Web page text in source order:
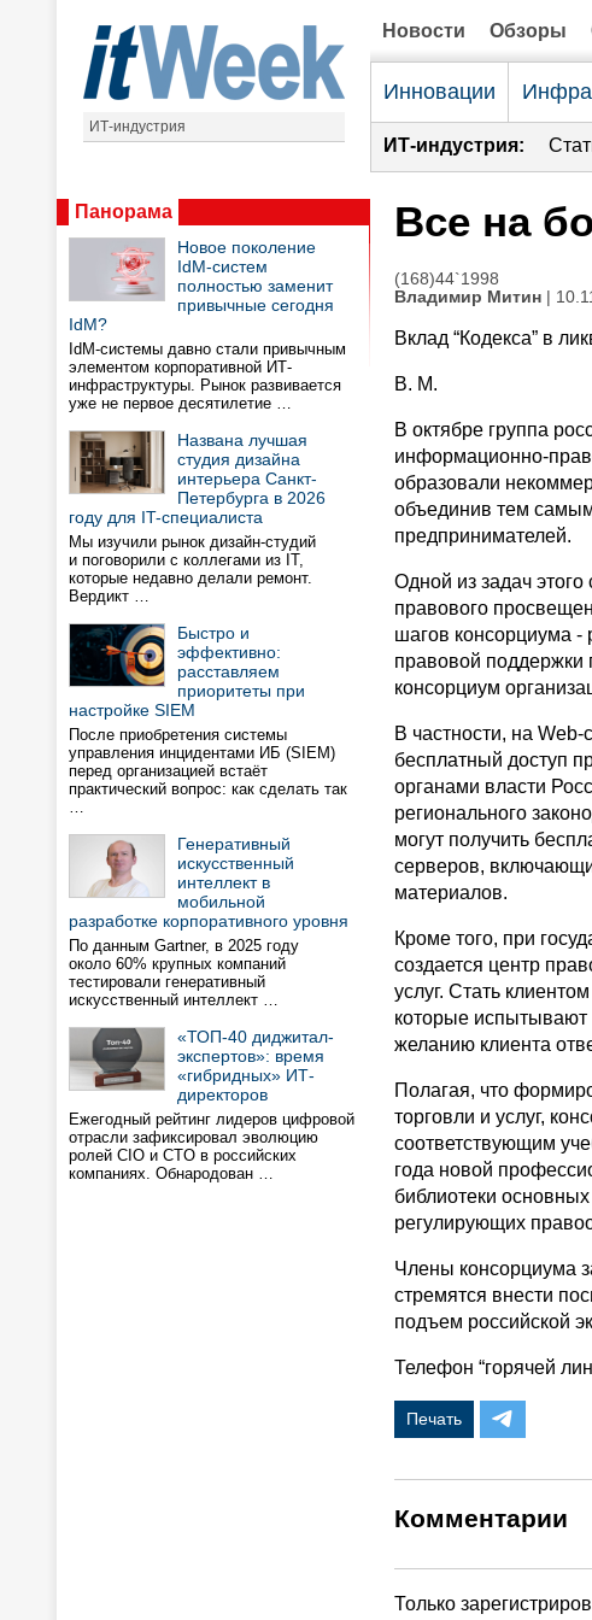
ИТ-индустрия
Новости Обзоры
Инновации
ИТ-индустрия:
Панорама
Новое поколение
IdM-систем
полностью заменит
привычные сегодня
IdM?
IdM-системы давно стали привычным
элементом корпоративной ИТ-
инфраструктуры. Рынок развивается
уже не первое десятилетие …
Названа лучшая
студия дизайна
интерьера Санкт-
Петербурга в 2026
году для IT-специалиста
Мы изучили рынок дизайн-студий
и поговорили с коллегами из IT,
которые недавно делали ремонт.
Вердикт …
Быстро и
эффективно:
расставляем
приоритеты при
настройке SIEM
После приобретения системы
управления инцидентами ИБ (SIEM)
перед организацией встаёт
практический вопрос: как сделать так
…
Генеративный
искусственный
интеллект в
мобильной
разработке корпоративного уровня
По данным Gartner, в 2025 году
около 60% крупных компаний
тестировали генеративный
искусственный интеллект …
«ТОП-40 диджитал-
экспертов»: время
«гибридных» ИТ-
директоров
Ежегодный рейтинг лидеров цифровой
отрасли зафиксировал эволюцию
ролей CIO и CTO в российских
компаниях. Обнародован …
Все на
(168)44`1998
Владимир Митин |
Вклад “Кодекса” в
В. М.
В октябре группа
информационно-
образовали
объединив тем
предпринимателей.
Одной из задач
правового
шагов консорциума -
правовой поддержки
консорциум
В частности, на
бесплатный доступ
органами власти
регионального
могут получить
серверов,
материалов.
Кроме того, при
создается центр
услуг. Стать
которые
желанию клиента
Полагая, что
торговли и услуг,
соответствующим
года новой
библиотеки
регулирующих
Члены консорциума
стремятся внести
подъем российской
Телефон “горячей
Печать
Комментарии
Только